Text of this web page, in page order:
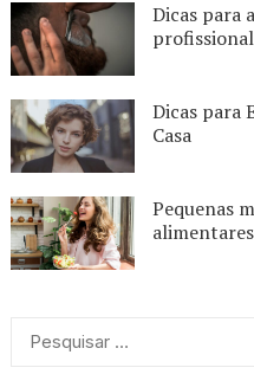
Dicas para
profissional
Dicas para
Casa
Pequenas
Pesquisar